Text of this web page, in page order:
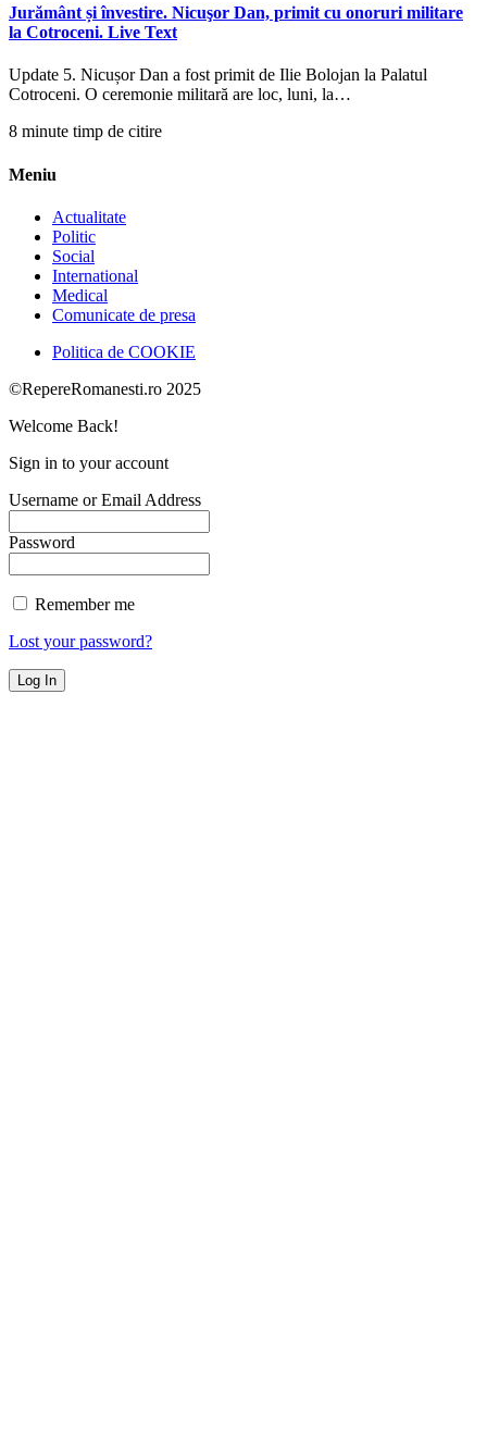
Jurământ și învestire. Nicuşor Dan, primit cu onoruri militare
la Cotroceni. Live Text
Update 5. Nicușor Dan a fost primit de Ilie Bolojan la Palatul
Cotroceni. O ceremonie militară are loc, luni, la…
8 minute timp de citire
Meniu
Actualitate
Politic
Social
International
Medical
Comunicate de presa
Politica de COOKIE
©RepereRomanesti.ro 2025
Welcome Back!
Sign in to your account
Username or Email Address
Password
Remember me
Lost your password?